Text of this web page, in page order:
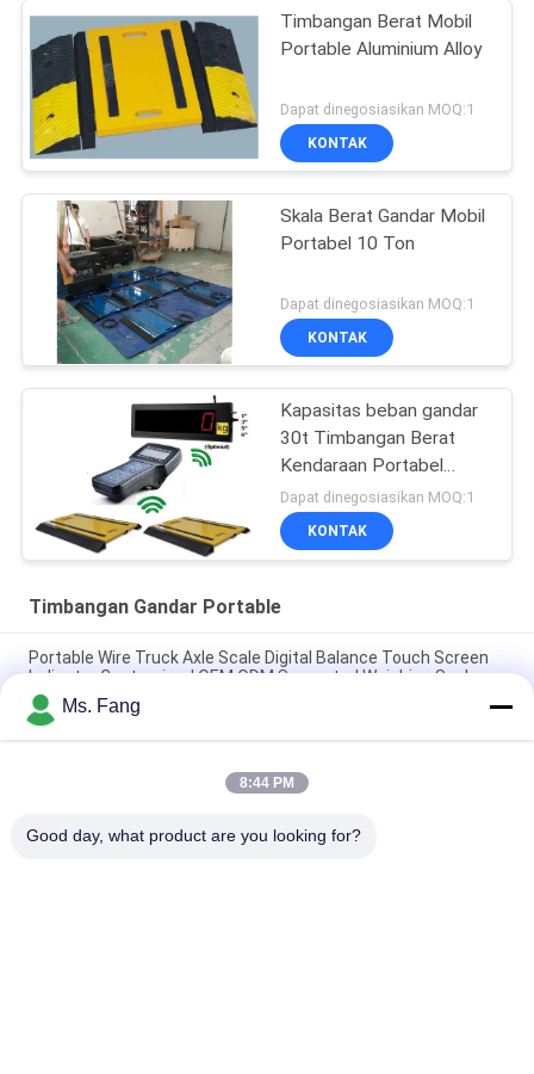
Timbangan Berat Mobil
Portable Aluminium Alloy
Dapat dinegosiasikan MOQ:1
KONTAK
Skala Berat Gandar Mobil
Portabel 10 Ton
Dapat dinegosiasikan MOQ:1
KONTAK
Kapasitas beban gandar
30t Timbangan Berat
Kendaraan Portabel
Nirkabel
Dapat dinegosiasikan MOQ:1
KONTAK
Timbangan Gandar Portable
Portable Wire Truck Axle Scale Digital Balance Touch Screen
Indicator Customized OEM ODM Supported Weighing Scales
Skala Portable Wireless untuk Truk 30 Ton Vehicle Weighing
Pads
Digital Static Dynamic Portable Axle Car Weighing Scale
Ms. Fang
8:44 PM
Good day, what product are you looking for?